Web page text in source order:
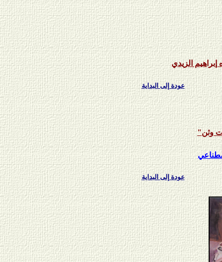
إبراهيم الزيدي
عودة إلى البداية
وثن"
عودة إلى البداية